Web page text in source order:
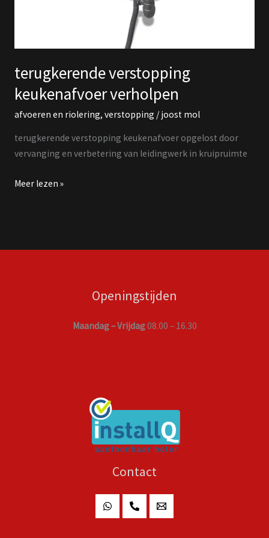
terugkerende verstopping
keukenafvoer verholpen
afvoeren en riolering, verstopping / joost mol
terugkerende verstopping keukenafvoer opgelost door
vervanging en verbetering van leidingwerk in kruipruimte
Meer lezen »
Openingstijden
Maandag – Vrijdag08.00 – 16.30
Contact